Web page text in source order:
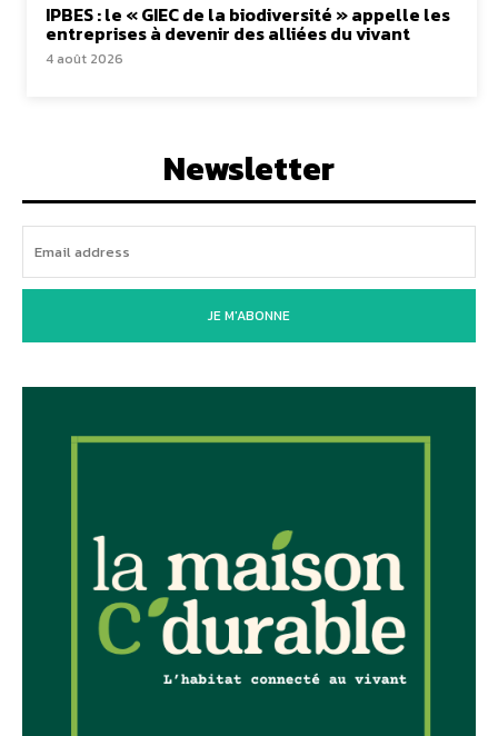
IPBES : le « GIEC de la biodiversité » appelle les
entreprises à devenir des alliées du vivant
4 août 2026
Newsletter
JE M'ABONNE